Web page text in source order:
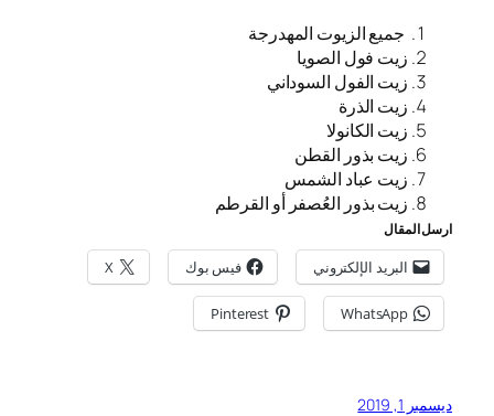
جميع الزيوت المهدرجة
زيت فول الصويا
زيت الفول السوداني
زيت الذرة
زيت الكانولا
زيت بذور القطن
زيت عباد الشمس
زيت بذور العُصفر أو القرطم
ارسل المقال
البريد الإلكتروني فيس بوك X
WhatsApp
Pinterest
ديسمبر 1, 2019